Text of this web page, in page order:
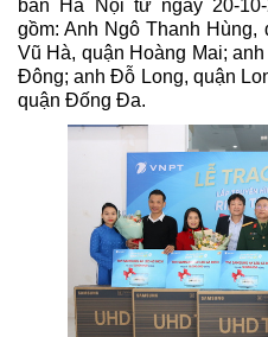
bàn Hà Nội từ ngày 20-
gồm: Anh Ngô Thanh Hùng,
Vũ Hà, quận Hoàng Mai;
Đông; anh Đỗ Long, quận
quận Đống Đa.